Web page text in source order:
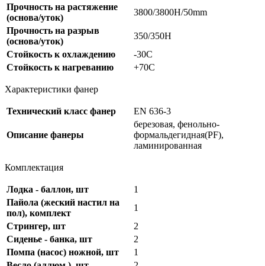
Прочность на растяжение
(основа/уток)
3800/3800H/50mm
Прочность на разрыв
(основа/уток)
350/350Н
Стойкость к охлаждению
-30С
Стойкость к нагреванию
+70C
Характеристики фанер
Технический класс фанер EN 636-3
Описание фанеры
березовая, фенольно-
формальдегидная(PF),
ламинированная
Комплектация
Лодка - баллон, шт
1
Пайола (жеский настил на
пол), комплект
1
Стрингер, шт
2
Сиденье - банка, шт
2
Помпа (насос) ножной, шт
1